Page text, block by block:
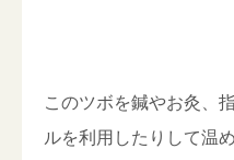
このツボを鍼やお灸、
ルを利用したりして温